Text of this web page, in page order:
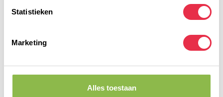
Statistieken
Marketing
Alles toestaan
POWERBAR 6,29